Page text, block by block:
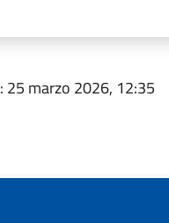
: 25 marzo 2026, 12:35